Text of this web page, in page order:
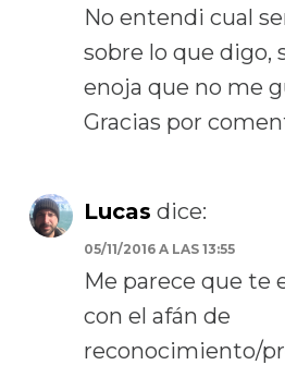
No entendi cual
sobre lo que digo,
enoja que no me
Gracias por
Lucas dice:
05/11/2016 A LAS 13:55
Me parece que te
con el afán de
reconocimiento/